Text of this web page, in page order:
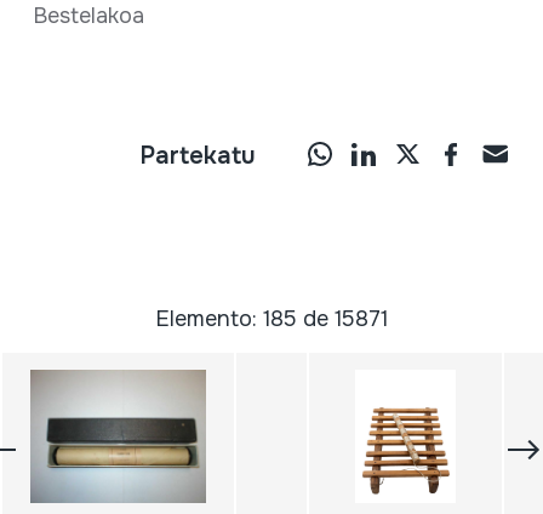
Bestelakoa
Partekatu
Elemento: 185 de 15871